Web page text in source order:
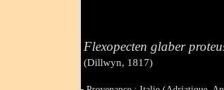
Flexopecten glaber
(Dillwyn, 1817)